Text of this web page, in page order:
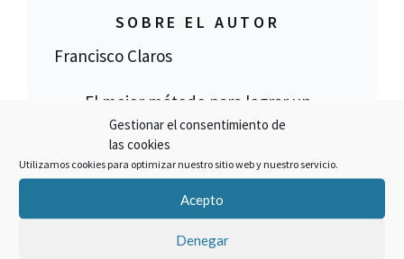
Gestionar el consentimiento de
las cookies
Utilizamos cookies para optimizar nuestro sitio web y nuestro servicio.
Acepto
Denegar
SOBRE EL AUTOR
Francisco Claros
El mejor método para lograr un
objetivo es hacer las cosas bien.
Cancelar un crédito asociado a la
compra de una multipropiedad es lo
que hacemos, pero no todos los
necesario verificar toda la